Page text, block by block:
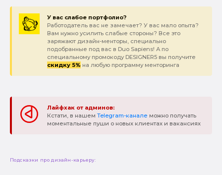
У вас слабое портфолио?
Работодатель вас не замечает? У вас мало опыта?
Вам нужно усилить слабые стороны? Все это
заряжают дизайн-менторы, специально
подобранные под вас в Duo Sapiens! А по
специальному промокоду DESIGNER5 вы получите
скидку 5% на любую программу менторинга
Лайфхак от админов:
Кстати, в нашем Telegram-канале можно получать
моментальные пуши о новых клиентах и вакансиях
Подсказки про дизайн-карьеру: